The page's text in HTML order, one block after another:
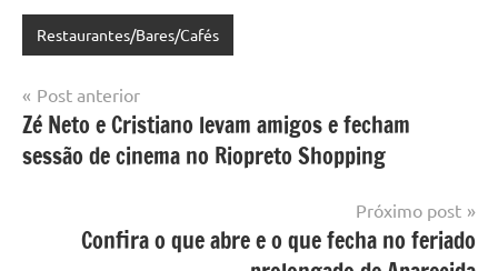
Restaurantes/Bares/Cafés
Navegação
de
Post
Post anterior
Zé Neto e Cristiano levam amigos e fecham
sessão de cinema no Riopreto Shopping
Próximo post
Confira o que abre e o que fecha no feriado